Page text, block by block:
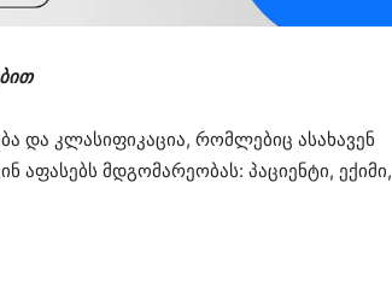
და კლასიფიკაცია, რომლებიც ასახავენ
აფასებს მდგომარეობას: პაციენტი, ექიმი,